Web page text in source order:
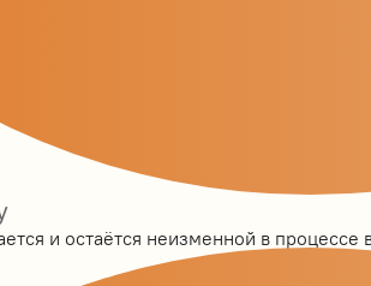
и остаётся неизменной в процессе